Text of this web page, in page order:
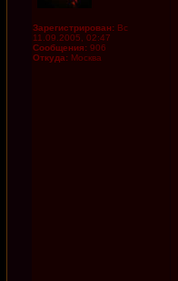
Зарегистрирован: Вс
11.09.2005, 02:47
Сообщения: 906
Откуда: Москва